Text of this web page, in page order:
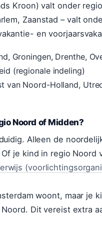
Kroon) valt onder
Zaanstad – valt
en
Groningen, Drenthe,
(regionale indeling)
van Noord-Holland,
Noord of Midden?
Alleen de
je kind in regio Noord
woont, maar je
Dit vereist extra